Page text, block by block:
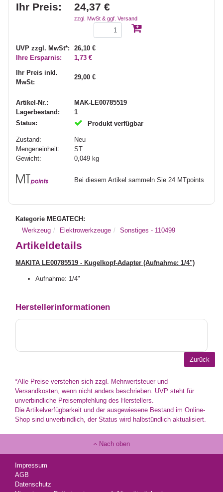
Ihr Preis: 24,37 €
zzgl. MwSt & ggf. Versand
UVP zzgl. MwSt*:
26,10 €
Ihre Ersparnis:
1,73 €
Ihr Preis inkl.
MwSt:
29,00 €
Artikel-Nr.:
MAK-LE00785519
Lagerbestand:
1
Status:
Produkt verfügbar
Zustand:
Neu
Mengeneinheit:
ST
Gewicht:
0,049 kg
Bei diesem Artikel sammeln Sie 24 MTpoints
Kategorie MEGATECH:
Werkzeug
Elektrowerkzeuge Sonstiges - 110499
Artikeldetails
MAKITA LE00785519 - Kugelkopf-Adapter (Aufnahme: 1/4")
Aufnahme: 1/4"
Herstellerinformationen
*Alle Preise verstehen sich zzgl. Mehrwertsteuer und
Versandkosten, wenn nicht anders beschrieben. UVP steht für
unverbindliche Preisempfehlung des Herstellers.
Die Artikelverfügbarkeit und der ausgewiesene Bestand im Online-
Shop sind unverbindlich, der Status wird halbstündlich aktualisiert.
Nach oben
Impressum
AGB
Datenschutz